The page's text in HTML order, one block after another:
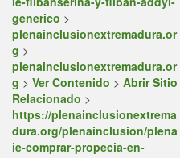
generico >
plenainclusionextremadura.or
g >
plenainclusionextremadura.or
g > Ver Contenido > Abrir Sitio
Relacionado >
https://plenainclusionextrema
dura.org/plenainclusion/plena
ie-comprar-propecia-en-